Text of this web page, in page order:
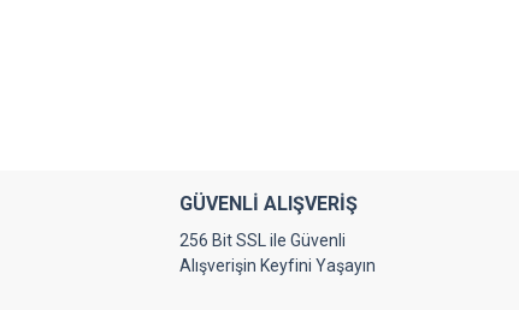
Ürün fiyatı diğer sitelerden daha pahalı.
GÜVENLİ ALIŞVERİŞ
256 Bit SSL ile Güvenli
Alışverişin Keyfini Yaşayın